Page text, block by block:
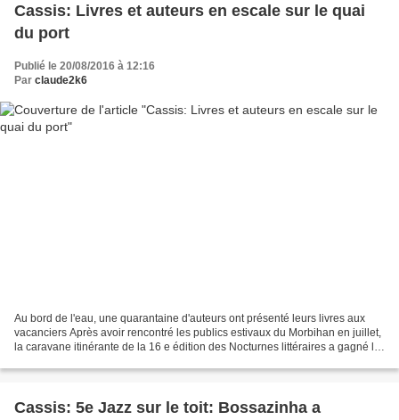
Cassis: Livres et auteurs en escale sur le quai
du port
Publié le 20/08/2016 à 12:16
Par claude2k6
Au bord de l'eau, une quarantaine d'auteurs ont présenté leurs livres aux
vacanciers Après avoir rencontré les publics estivaux du Morbihan en juillet,
la caravane itinérante de la 16 e édition des Nocturnes littéraires a gagné la
Cassis: 5e Jazz sur le toit: Bossazinha a